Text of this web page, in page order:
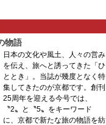
物語
日本の文化や風土、人々の営み
を伝え、旅へと誘ってきた「ひ
ととき」。当誌が幾度となく特
集してきたのが京都です。創刊
25周年を迎える今号では、
〝2〟と〝5〟をキーワード
に、京都で新たな旅の物語を紡